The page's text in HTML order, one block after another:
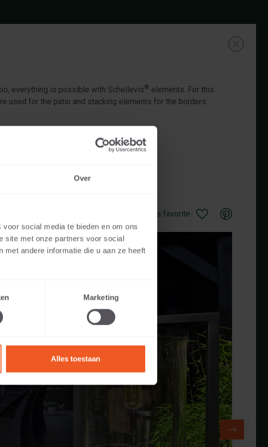
Over
social media te bieden en om ons
site met onze partners voor social
met andere informatie die u aan ze heeft
Marketing
Alles toestaan
everything is possible with Schellevis® elements. For this
used for the patio and stacking elements for the borders.
Save as favorite